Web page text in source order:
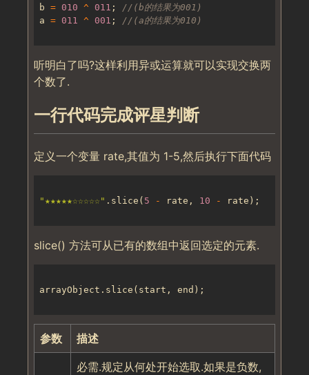
b = 010 ^ 011 ;
a = 011 ^ 001 ;
听明白了吗?这样利用异或运算就可以实现交换两
个数了.
一行代码完成评星判断
定义一个变量 rate,其值为 1-5,然后执行下面代码
"★★★★★☆☆☆☆☆" .slice( 5 - rate, 10 -
slice() 方法可从已有的数组中返回选定的元素.
参数 描述
必需.规定从何处开始选取.如果是负数,